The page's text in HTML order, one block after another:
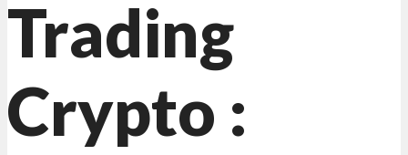
Trading
Crypto :